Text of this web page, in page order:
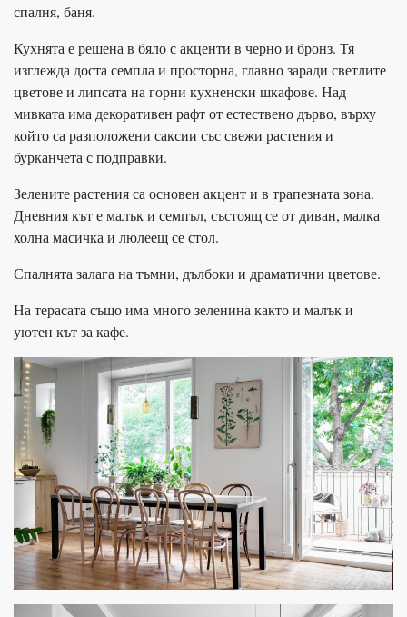
спалня, баня.
Кухнята е решена в бяло с акценти в черно и бронз. Тя
изглежда доста семпла и просторна, главно заради светлите
цветове и липсата на горни кухненски шкафове. Над
мивката има декоративен рафт от естествено дърво, върху
който са разположени саксии със свежи растения и
бурканчета с подправки.
Зелените растения са основен акцент и в трапезната зона.
Дневния кът е малък и семпъл, състоящ се от диван, малка
холна масичка и люлеещ се стол.
Спалнята залага на тъмни, дълбоки и драматични цветове.
На терасата също има много зеленина както и малък и
уютен кът за кафе.